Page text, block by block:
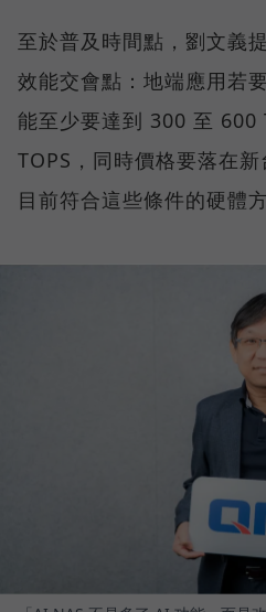
至於普及時間點，劉文義
效能交會點：地端應用若
能至少要達到 300 至 600
TOPS，同時價格要落在新
目前符合這些條件的硬體